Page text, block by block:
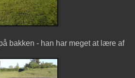
bakken - han har meget at lære af